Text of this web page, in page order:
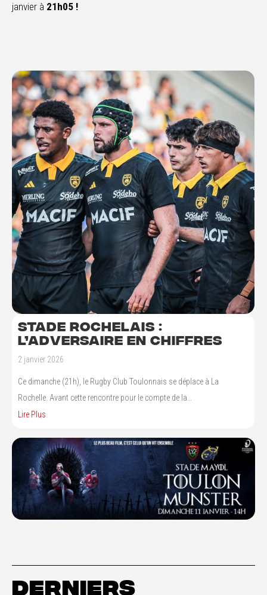
janvier à 21h05 !
Stade Rochelais :
l’adversaire en chiffres
2 janvier 2026
Ce dimanche (21h), le Rugby Club Toulonnais se déplace à La
Rochelle. Avant cette rencontre pour le compte de la…
Lire Plus
DERNIERS